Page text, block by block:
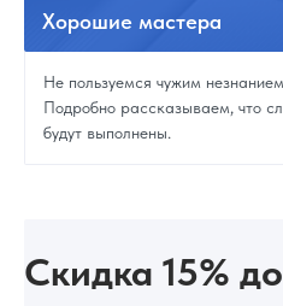
Хорошие мастера
Не пользуемся чужим
Подробно рассказываем, что
будут выполнены.
Скидка 15%